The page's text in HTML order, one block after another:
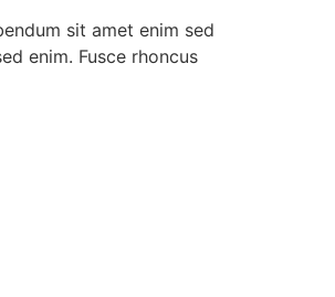
sit amet enim sed
enim. Fusce rhoncus